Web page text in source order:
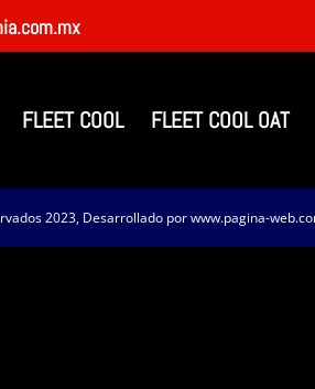
FLEET COOL FLEET COOL OAT
2023, Desarrollado por www.pagina-